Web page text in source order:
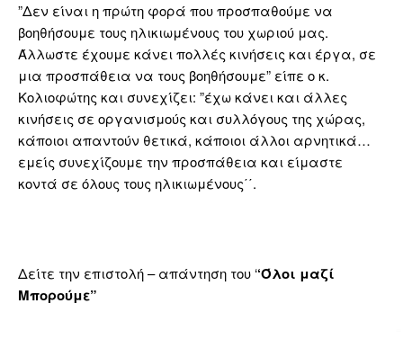
”Δεν είναι η πρώτη φορά που προσπαθούμε να
βοηθήσουμε τους ηλικιωμένους του χωριού μας.
Άλλωστε έχουμε κάνει πολλές κινήσεις και έργα, σε
μια προσπάθεια να τους βοηθήσουμε” είπε ο κ.
Κολιοφώτης και συνεχίζει: ”έχω κάνει και άλλες
κινήσεις σε οργανισμούς και συλλόγους της χώρας,
κάποιοι απαντούν θετικά, κάποιοι άλλοι αρνητικά…
εμείς συνεχίζουμε την προσπάθεια και είμαστε
κοντά σε όλους τους ηλικιωμένους΄΄.
Δείτε την επιστολή – απάντηση του ‘‘Όλοι μαζί
Μπορούμε”